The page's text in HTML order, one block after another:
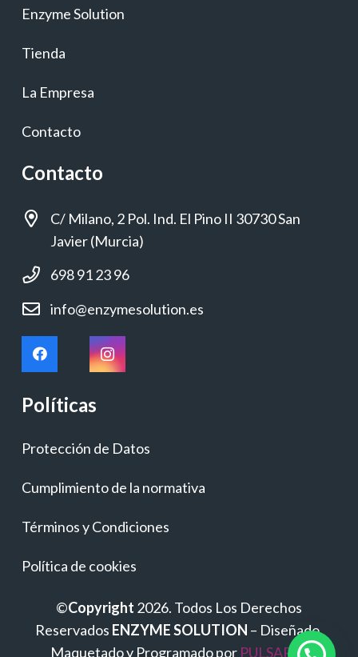
Enzyme Solution
Tienda
La Empresa
Contacto
Contacto
C/ Milano, 2 Pol. Ind. El Pino II 30730 San
Javier (Murcia)
698 91 23 96
info@enzymesolution.es
Políticas
Protección de Datos
Cumplimiento de la normativa
Términos y Condiciones
Política de cookies
©Copyright 2026. Todos Los Derechos
Reservados ENZYME SOLUTION – Diseñado,
Maquetado y Programado por PULSAP.es